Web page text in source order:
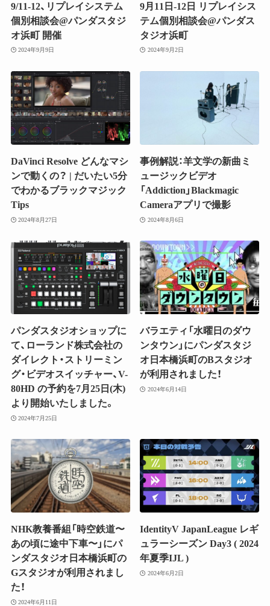
9/11-12、リプレイシステム
個別相談会@パンダスタジ
オ浜町 開催
2024年9月9日
9月11日-12日 リプレイシス
テム個別相談会@パンダス
タジオ浜町
2024年9月2日
DaVinci Resolve どんなマシ
ンで動くの？ | だいたい5分
でわかるブラックマジック
Tips
2024年8月27日
事例解説：羊文学の新曲ミ
ュージックビデオ
「Addiction」Blackmagic
Cameraアプリで撮影
2024年8月6日
パンダスタジオショップに
て、ローランド株式会社の
ダイレクト・ストリーミン
グ・ビデオスイッチャー、V-
80HD の予約を7月25日(木)
より開始いたしました。
2024年7月25日
バラエティ「水曜日のダウ
ンタウン」にパンダスタジ
オ日本橋浜町のBスタジオ
が利用されました！
2024年6月14日
NHK教養番組「時空鉄道〜
あの頃に途中下車〜」にパ
ンダスタジオ日本橋浜町の
Gスタジオが利用されまし
た！
2024年6月11日
IdentityV JapanLeague レギ
ュラーシーズン Day3 ( 2024
年夏季IJL )
2024年6月2日